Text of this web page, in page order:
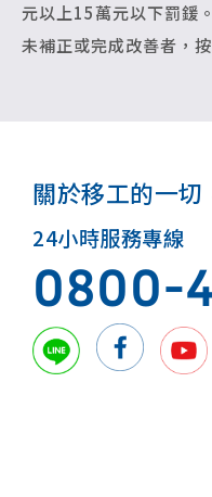
元以上15萬元以下罰鍰
未補正或完成改善者，
關於移工的一
24小時服務專線
0800-